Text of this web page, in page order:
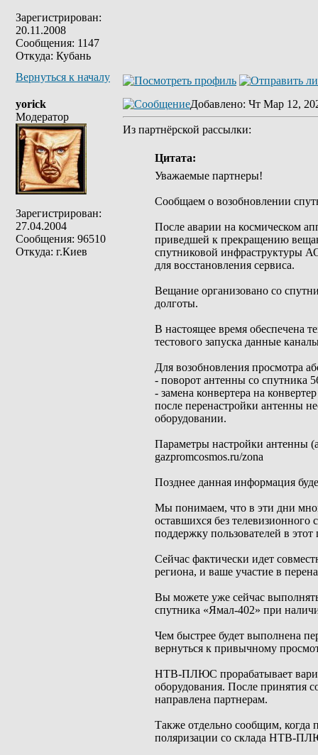
Зарегистрирован:
20.11.2008
Сообщения: 1147
Откуда: Кубань
Вернуться к началу
yorick
Модератор
Зарегистрирован:
27.04.2004
Сообщения: 96510
Откуда: г.Киев
Добавлено: Чт Мар 12,
Из партнёрской рассылки:
Цитата:
Уважаемые партнеры!
Сообщаем о возобновлении
После аварии на космическом
приведшей к прекращению
спутниковой инфраструктуры
для восстановления сервиса.
Вещание организовано со
долготы.
В настоящее время обеспечена
тестового запуска данные
Для возобновления просмотра
- поворот антенны со спутника
- замена конвертера на
после перенастройки антенны
оборудовании.
Параметры настройки антенны
gazpromcosmos.ru/zona
Позднее данная информация
Мы понимаем, что в эти дни
оставшихся без телевизионного
поддержку пользователей в этот
Сейчас фактически идет
региона, и ваше участие в
Вы можете уже сейчас
спутника «Ямал-402» при
Чем быстрее будет выполнена
вернуться к привычному
НТВ-ПЛЮС прорабатывает
оборудования. После принятия
направлена партнерам.
Также отдельно сообщим, когда
поляризации со склада НТВ-